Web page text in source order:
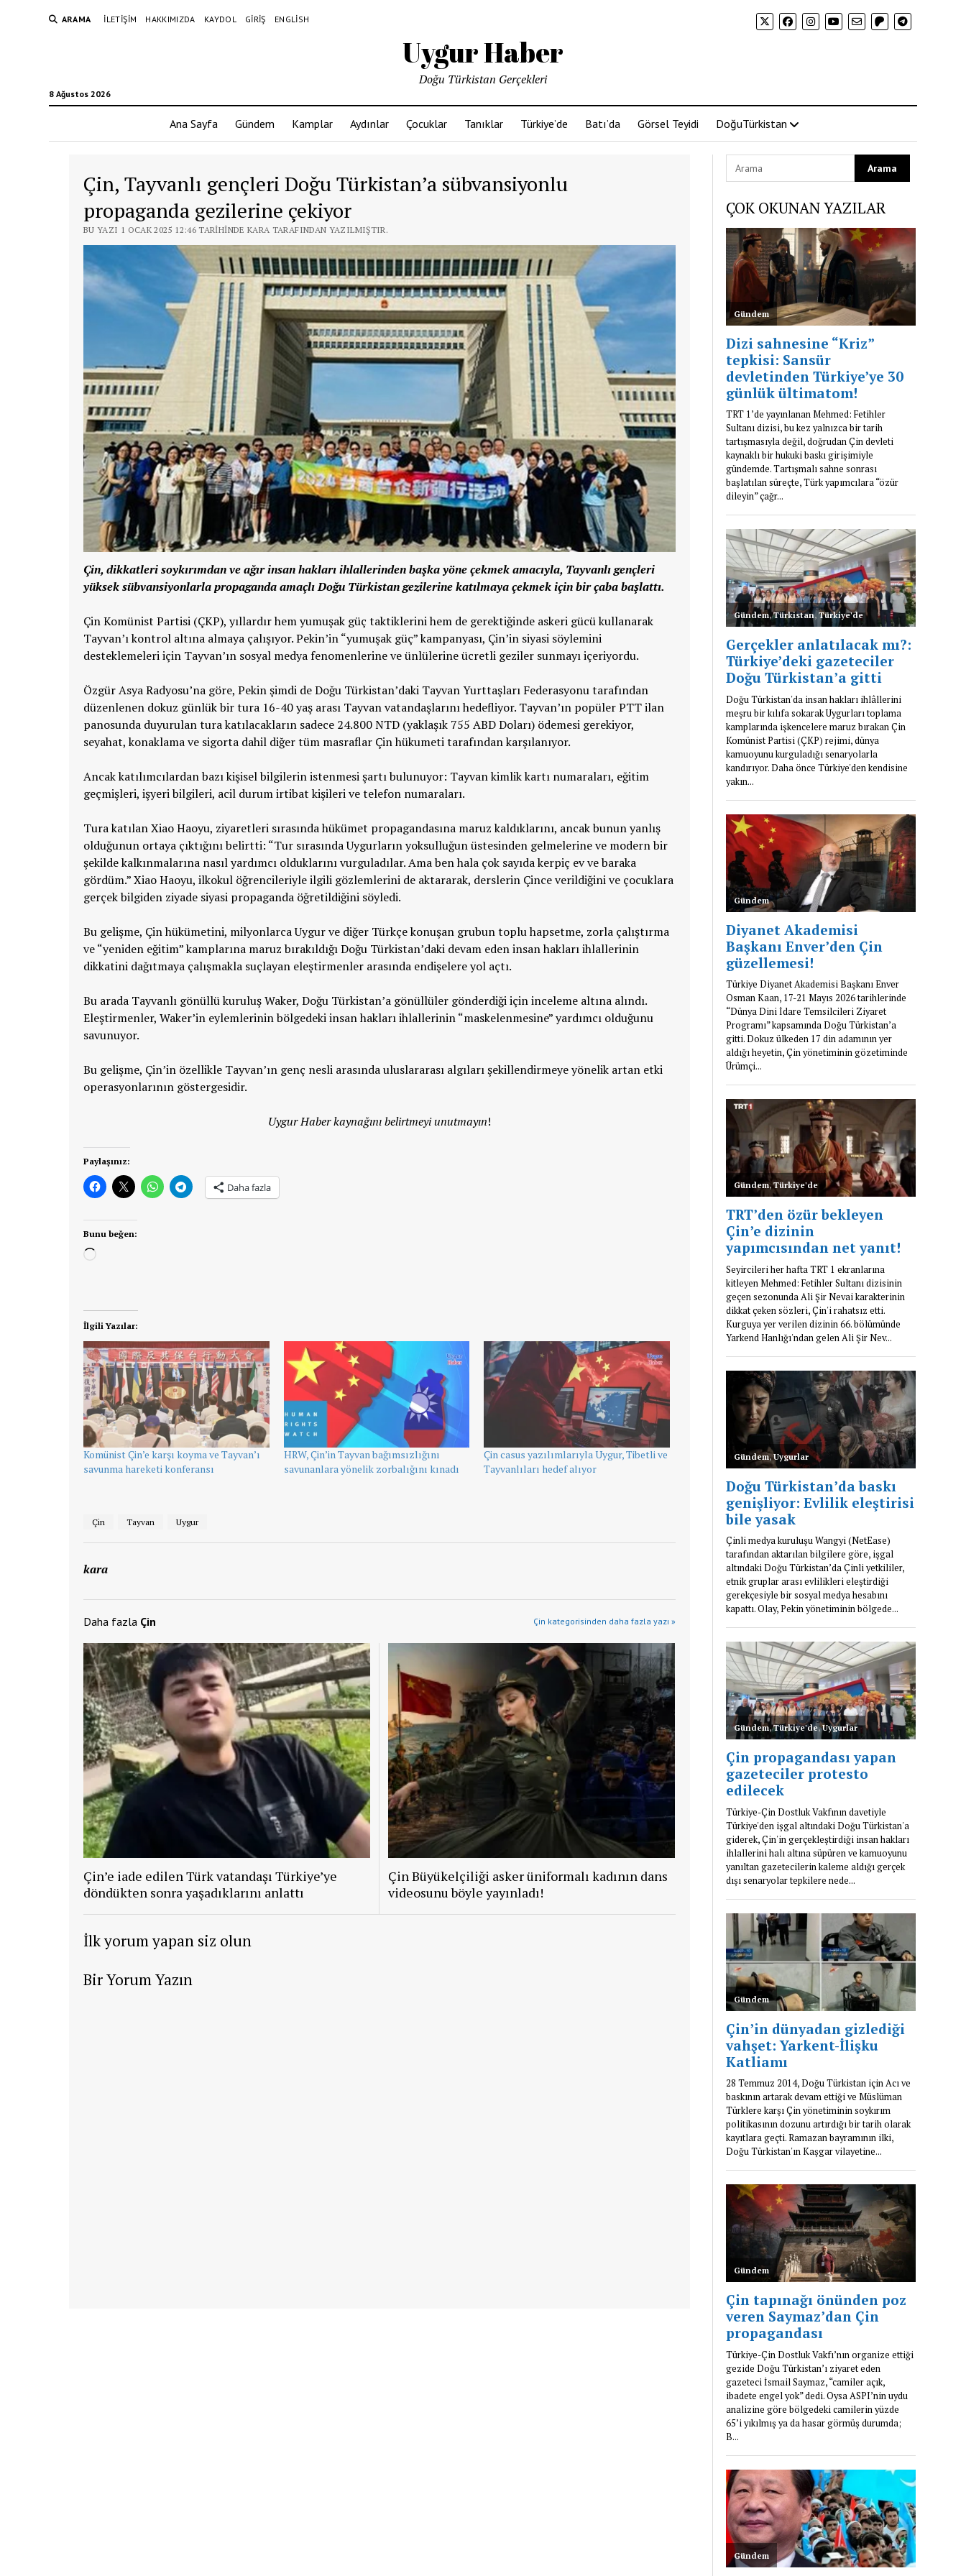
ARAMA İLETIŞIM HAKKIMIZDA KAYDOL GIRIŞ ENGLISH
Uygur Haber
8 Ağustos 2026
Doğu Türkistan Gerçekleri
Ana Sayfa Gündem Kamplar Aydınlar Çocuklar Tanıklar Türkiye’de Batı’da Görsel Teyidi DoğuTürkistan
Çin, Tayvanlı gençleri Doğu Türkistan’a sübvansiyonlu
propaganda gezilerine çekiyor
BU YAZI 1 OCAK 2025 12:46 TARIHINDE KARA TARAFINDAN YAZILMIŞTIR.
Çin, dikkatleri soykırımdan ve ağır insan hakları ihlallerinden başka yöne çekmek amacıyla, Tayvanlı gençleri
yüksek sübvansiyonlarla propaganda amaçlı Doğu Türkistan gezilerine katılmaya çekmek için bir çaba başlattı.
Çin Komünist Partisi (ÇKP), yıllardır hem yumuşak güç taktiklerini hem de gerektiğinde askeri gücü kullanarak
Tayvan’ı kontrol altına almaya çalışıyor. Pekin’in “yumuşak güç” kampanyası, Çin’in siyasi söylemini
desteklemeleri için Tayvan’ın sosyal medya fenomenlerine ve ünlülerine ücretli geziler sunmayı içeriyordu.
Özgür Asya Radyosu’na göre, Pekin şimdi de Doğu Türkistan’daki Tayvan Yurttaşları Federasyonu tarafından
düzenlenen dokuz günlük bir tura 16-40 yaş arası Tayvan vatandaşlarını hedefliyor. Tayvan’ın popüler PTT ilan
panosunda duyurulan tura katılacakların sadece 24.800 NTD (yaklaşık 755 ABD Doları) ödemesi gerekiyor,
seyahat, konaklama ve sigorta dahil diğer tüm masraflar Çin hükumeti tarafından karşılanıyor.
Ancak katılımcılardan bazı kişisel bilgilerin istenmesi şartı bulunuyor: Tayvan kimlik kartı numaraları, eğitim
geçmişleri, işyeri bilgileri, acil durum irtibat kişileri ve telefon numaraları.
Tura katılan Xiao Haoyu, ziyaretleri sırasında hükümet propagandasına maruz kaldıklarını, ancak bunun yanlış
olduğunun ortaya çıktığını belirtti: “Tur sırasında Uygurların yoksulluğun üstesinden gelmelerine ve modern bir
şekilde kalkınmalarına nasıl yardımcı olduklarını vurguladılar. Ama ben hala çok sayıda kerpiç ev ve baraka
gördüm.” Xiao Haoyu, ilkokul öğrencileriyle ilgili gözlemlerini de aktararak, derslerin Çince verildiğini ve çocuklara
gerçek bilgiden ziyade siyasi propaganda öğretildiğini söyledi.
Bu gelişme, Çin hükümetini, milyonlarca Uygur ve diğer Türkçe konuşan grubun toplu hapsetme, zorla çalıştırma
ve “yeniden eğitim” kamplarına maruz bırakıldığı Doğu Türkistan’daki devam eden insan hakları ihlallerinin
dikkatini dağıtmaya çalışmakla suçlayan eleştirmenler arasında endişelere yol açtı.
Bu arada Tayvanlı gönüllü kuruluş Waker, Doğu Türkistan’a gönüllüler gönderdiği için inceleme altına alındı.
Eleştirmenler, Waker’in eylemlerinin bölgedeki insan hakları ihlallerinin “maskelenmesine” yardımcı olduğunu
savunuyor.
Bu gelişme, Çin’in özellikle Tayvan’ın genç nesli arasında uluslararası algıları şekillendirmeye yönelik artan etki
operasyonlarının göstergesidir.
Uygur Haber kaynağını belirtmeyi unutmayın!
Paylaşınız:
Daha fazla
Bunu beğen:
Yükleniyor...
İlgili Yazılar:
Komünist Çin’e karşı koyma ve Tayvan’ı
savunma hareketi konferansı
HRW, Çin’in Tayvan bağımsızlığını
savunanlara yönelik zorbalığını kınadı
Çin casus yazılımlarıyla Uygur, Tibetli ve
Tayvanlıları hedef alıyor
Çin Tayvan Uygur
kara
Daha fazla Çin Çin kategorisinden daha fazla yazı »
Çin’e iade edilen Türk vatandaşı Türkiye’ye
döndükten sonra yaşadıklarını anlattı
Çin Büyükelçiliği asker üniformalı kadının dans
videosunu böyle yayınladı!
İlk yorum yapan siz olun
Bir Yorum Yazın
ÇOK OKUNAN YAZILAR